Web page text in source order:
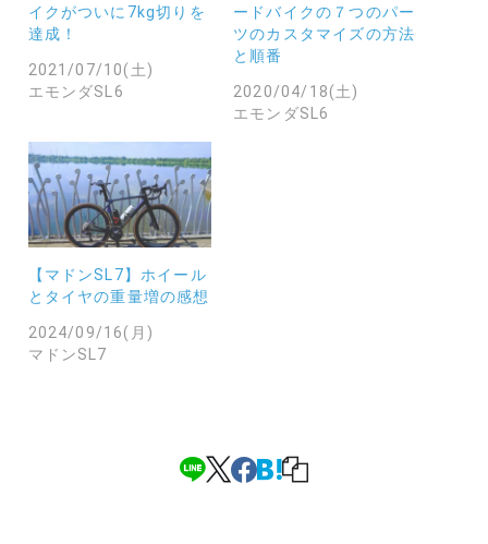
イクがついに7kg切りを
達成！
2021/07/10(土)
エモンダSL6
ードバイクの７つのパー
ツのカスタマイズの方法
と順番
2020/04/18(土)
エモンダSL6
【マドンSL7】ホイール
とタイヤの重量増の感想
2024/09/16(月)
マドンSL7